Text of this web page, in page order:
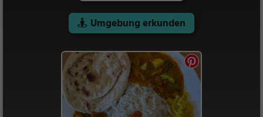
Umgebung erkunden